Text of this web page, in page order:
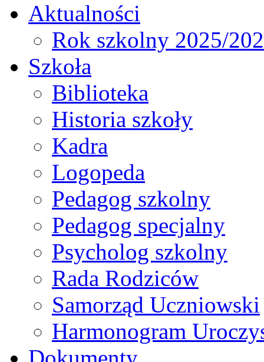
Aktualności
Rok szkolny 2025/
Szkoła
Biblioteka
Historia szkoły
Kadra
Logopeda
Pedagog szkolny
Pedagog specjalny
Psycholog szkolny
Rada Rodziców
Samorząd Uczniowski
Harmonogram